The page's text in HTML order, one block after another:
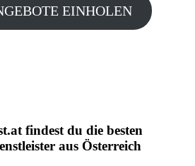
EINHOLEN
findest du die besten
aus Österreich